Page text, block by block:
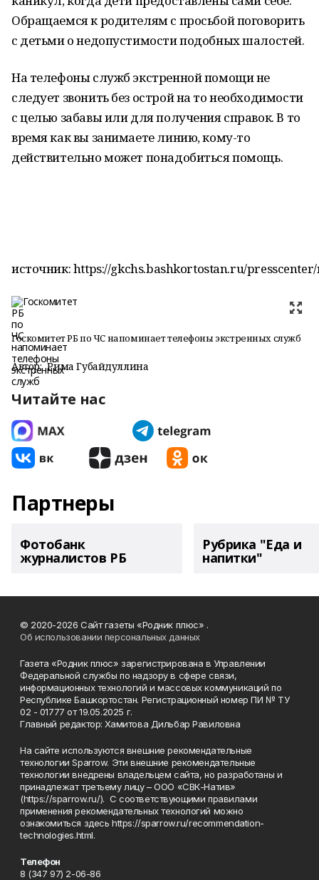
Обращаемся к родителям с просьбой поговорить
с детьми о недопустимости подобных шалостей.
На телефоны служб экстренной помощи не
следует звонить без острой на то необходимости
с целью забавы или для получения справок. В то
время как вы занимаете линию, кому-то
действительно может понадобиться помощь.
источник: https://gkchs.bashkortostan.ru/
Госкомитет РБ по ЧС напоминает телефоны экстренных служб
Автор: Рима Губайдуллина
Читайте нас
Партнеры
Фотобанк
журналистов РБ
Рубрика "Еда и
напитки"
© 2020-2026 Сайт газеты «Родник плюс» .
Об использовании персональных данных
Газета «Родник плюс» зарегистрирована в Управлении
Федеральной службы по надзору в сфере связи,
информационных технологий и массовых коммуникаций по
Республике Башкортостан. Регистрационный номер ПИ № ТУ
02 - 01777 от 19.05.2025 г.
Главный редактор: Хамитова Дильбар Равиловна
На сайте используются внешние рекомендательные
технологии Sparrow. Эти внешние рекомендательные
технологии внедрены владельцем сайта, но разработаны и
принадлежат третьему лицу – ООО «СВК-Натив»
(https://sparrow.ru/). С соответствующими правилами
применения рекомендательных технологий можно
ознакомиться здесь https://sparrow.ru/recommendation-
technologies.html.
Телефон
8 (347 97) 2-06-86